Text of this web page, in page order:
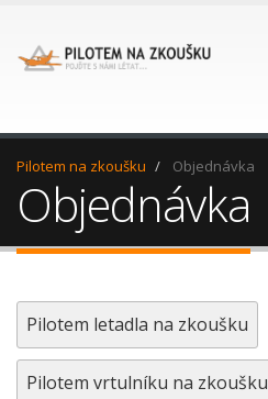
Pilotem na zkoušku Objednávka
Objednávka
Pilotem letadla na zkoušku
Pilotem vrtulníku na zkoušku